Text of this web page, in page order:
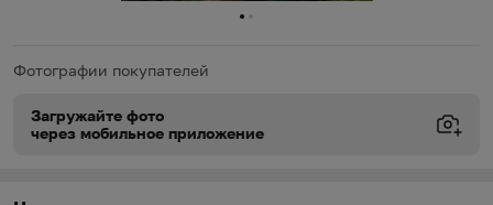
01
Фотографии покупателей
Загружайте фото
через мобильное приложение